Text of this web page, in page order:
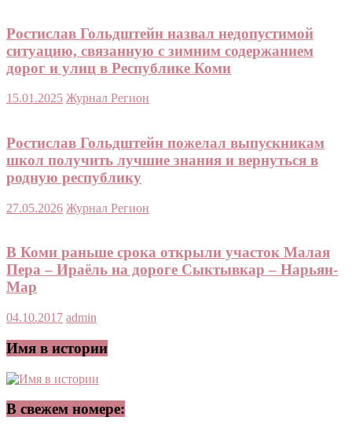
Ростислав Гольдштейн назвал недопустимой
ситуацию, связанную с зимним содержанием
дорог и улиц в Республике Коми
15.01.2025 Журнал Регион
Ростислав Гольдштейн пожелал выпускникам
школ получить лучшие знания и вернуться в
родную республику
27.05.2026 Журнал Регион
В Коми раньше срока открыли участок Малая
Пера – Ираёль на дороге Сыктывкар – Нарьян-
Мар
04.10.2017 admin
Имя в истории
В свежем номере: